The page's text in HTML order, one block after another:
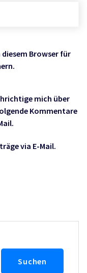
diesem Browser für
mich über
Kommentare
via E-Mail.
Suchen